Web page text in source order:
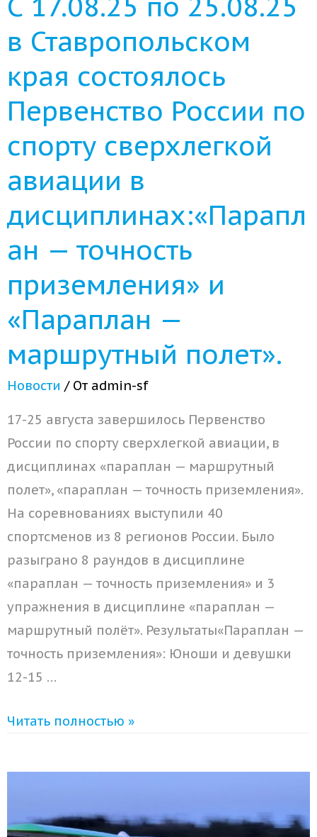
в Ставропольском
края состоялось
Первенство России по
спорту сверхлегкой
авиации в
дисциплинах:«Парапл
ан — точность
приземления» и
«Параплан —
маршрутный полет».
Новости / От admin-sf
17-25 августа завершилось Первенство
России по спорту сверхлегкой авиации, в
дисциплинах «параплан — маршрутный
полет», «параплан — точность приземления».
На соревнованиях выступили 40
спортсменов из 8 регионов России. Было
разыграно 8 раундов в дисциплине
«параплан — точность приземления» и 3
упражнения в дисциплине «параплан —
маршрутный полёт». Результаты«Параплан —
точность приземления»: Юноши и девушки
12-15 …
Читать полностью »